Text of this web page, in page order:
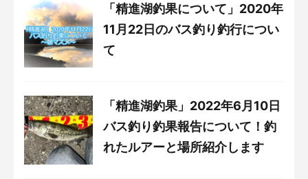
「精進湖釣果について」2020年
11月22日のバス釣り釣行につい
て
「精進湖釣果」2022年6月10日
バス釣り釣果報告について！釣
れたルアーと場所紹介します